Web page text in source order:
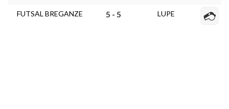
FUTSAL BREGANZE 5 - 5 LUPE